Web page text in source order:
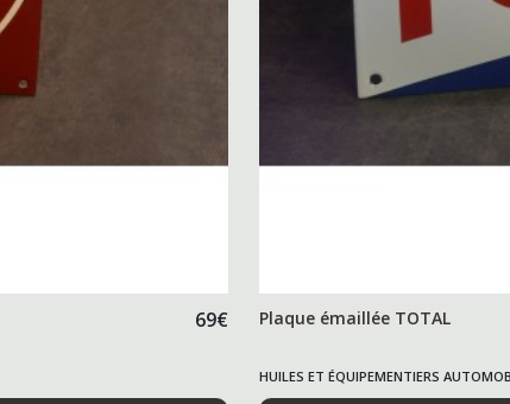
69€ Plaque émaillée TOTAL
HUILES ET ÉQUIPEMENTIERS